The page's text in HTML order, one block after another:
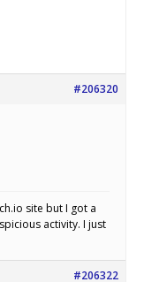
#206320
site but I got a
activity. I just
#206322